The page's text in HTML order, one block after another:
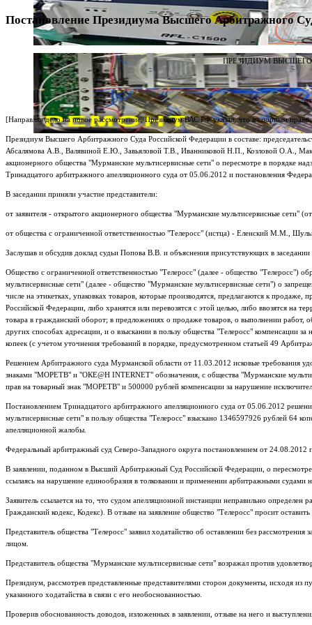
Постановление Президиума Высшего Арбитражного
ПРЕЗИДИУМ ВЫСШЕГО
[Направляя дело на новое рассмотрение, Президиум ВАС РФ указал, что к спорным
Президиум Высшего Арбитражного Суда Российской Федерации в составе:
Абсалямова А.В., Валявиной Е.Ю., Завьяловой Т.В., Иванниковой Н.П., Козловой О.А.,
акционерного общества "Мурманские мультисервисные сети" о пересмотре в порядке
Тринадцатого арбитражного апелляционного суда от 05.06.2012 и постановления
В заседании приняли участие представители:
от заявителя - открытого акционерного общества "Мурманские мультисервисные сети"
от общества с ограниченной ответственностью "Телеросс" (истца) - Еленский М.М.,
Заслушав и обсудив доклад судьи Попова В.В. и объяснения присутствующих в
Общество с ограниченной ответственностью "Телеросс" (далее - общество
мультисервисные сети" (далее - общество "Мурманские мультисервисные сети") о
числе на этикетках, упаковках товаров, которые производятся, предлагаются к
Российской Федерации, либо хранятся или перевозятся с этой целью, либо ввозятся на
товара в гражданский оборот; в предложениях о продаже товаров, о выполнении работ,
других способах адресации, и о взыскании в пользу общества "Телеросс" компенсации
копеек (с учетом уточнения требований в порядке, предусмотренном статьей 49
Решением Арбитражного суда Мурманской области от 11.03.2012 исковые требования
знаками "МОРЕТВ" и "ОКЕ@Н INTERNET" обозначения, с общества "Мурманские
прав на товарный знак "МОРЕТВ" и 500000 рублей компенсации за нарушение
Постановлением Тринадцатого арбитражного апелляционного суда от 05.06.2012
мультисервисные сети" в пользу общества "Телеросс" взыскано 1346597926 рублей 64
апелляционной жалобы.
Федеральный арбитражный суд Северо-Западного округа постановлением от 24.08.2012
В заявлении, поданном в Высший Арбитражный Суд Российской Федерации, о
ссылаясь на нарушение единообразия в толковании и применении арбитражными судами
Заявитель ссылается на то, что судом апелляционной инстанции неправильно
Гражданский кодекс, Кодекс). В отзыве на заявление общество "Телеросс" просит
Представитель общества "Телеросс" заявил ходатайство об оставлении без
лицом.
Представитель общества "Мурманские мультисервисные сети" возражал против
Президиум, рассмотрев представленные представителями сторон документы, исходя из
указанного ходатайства в связи с его необоснованностью.
Проверив обоснованность доводов, изложенных в заявлении, отзыве на него и